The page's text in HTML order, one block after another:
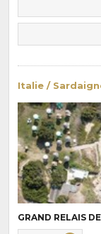
Italie /
GRAND RELAIS